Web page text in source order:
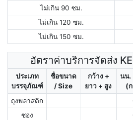
ไม่เกิน 90 ซม.
ไม่เกิน 120 ซม.
ไม่เกิน 150 ซม.
อัตราค่าบริการจัดส่ง
ประเภท
บรรจุภัณฑ์
ชื่อขนาด
/ Size
กว้าง +
ยาว + สูง
นน.
(
ถุงพลาสติก
ซอง